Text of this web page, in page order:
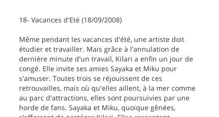
18- Vacances d'Eté (18/09/2008)
Même pendant les vacances d'été, une artiste doit
étudier et travailler. Mais grâce à l'annulation de
dernière minute d'un travail, Kilari a enfin un jour de
congé. Elle invite ses amies Sayaka et Miku pour
s'amuser. Toutes trois se réjouissent de ces
retrouvailles, mais où qu'elles aillent, à la mer comme
au parc d'attractions, elles sont poursuivies par une
horde de fans. Sayaka et Miku, quoique gênées,